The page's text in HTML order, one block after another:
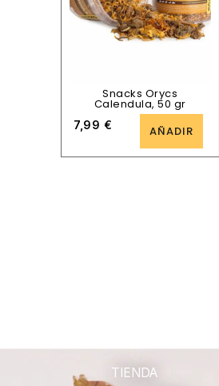
Snacks Orycs
Calendula, 50 gr
7,99 € AÑADIR
TIENDA